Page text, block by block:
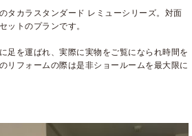
タカラスタンダード レミューシリーズ。対面
ットのプランです。
足を運ばれ、実際に実物をご覧になられ時間を
リフォームの際は是非ショールームを最大限に